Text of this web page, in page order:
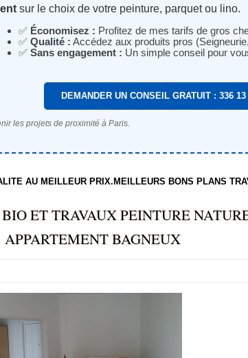
sur le choix de votre peinture, parquet ou lino.
✅ Économisez : Profitez de mes tarifs de gros
✅ Qualité : Accédez aux produits pros
✅ Sans engagement : Un simple conseil pour
DEMANDER UN CONSEIL GRATUIT : 336
les projets de proximité à Paris.
AU MEILLEUR PRIX.MEILLEURS BONS PLANS
ET TRAVAUX PEINTURE
APPARTEMENT BAGNEUX